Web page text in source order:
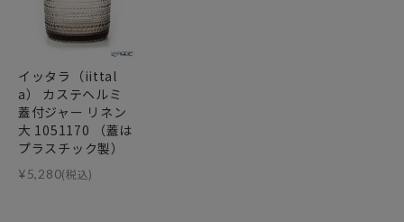
イッタラ（iittal
a） カステヘルミ
蓋付ジャー リネン
大 1051170 （蓋は
プラスチック製）
¥5,280(税込)